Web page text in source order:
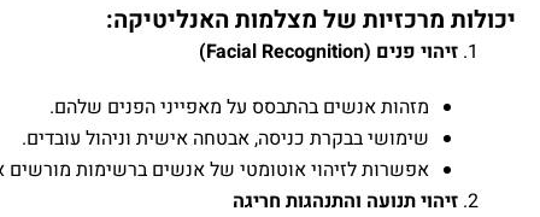
יכולות מרכזיות של מצלמות האנליטיקה:
זיהוי פנים (Facial Recognition)
מזהות אנשים בהתבסס על מאפייני הפנים שלהם.
שימושי בבקרת כניסה, אבטחה אישית וניהול עובדים.
אפשרות לזיהוי אוטומטי של אנשים ברשימות מורשים
זיהוי תנועה והתנהגות חריגה